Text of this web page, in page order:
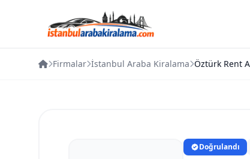
Firmalar İstanbul Araba Kiralama Öztürk Rent
Doğrulandı